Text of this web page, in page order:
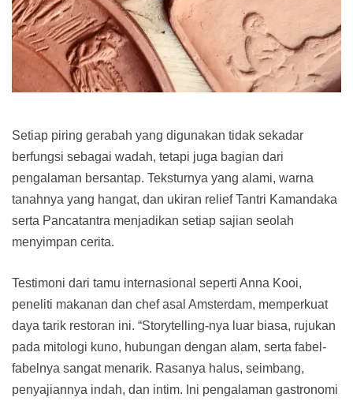
Setiap piring gerabah yang digunakan tidak sekadar
berfungsi sebagai wadah, tetapi juga bagian dari
pengalaman bersantap. Teksturnya yang alami, warna
tanahnya yang hangat, dan ukiran relief Tantri Kamandaka
serta Pancatantra menjadikan setiap sajian seolah
menyimpan cerita.
Testimoni dari tamu internasional seperti Anna Kooi,
peneliti makanan dan chef asal Amsterdam, memperkuat
daya tarik restoran ini. “Storytelling-nya luar biasa, rujukan
pada mitologi kuno, hubungan dengan alam, serta fabel-
fabelnya sangat menarik. Rasanya halus, seimbang,
penyajiannya indah, dan intim. Ini pengalaman gastronomi